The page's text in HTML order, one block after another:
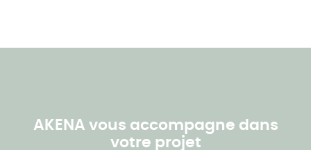
AKENA vous accompagne dans
votre projet